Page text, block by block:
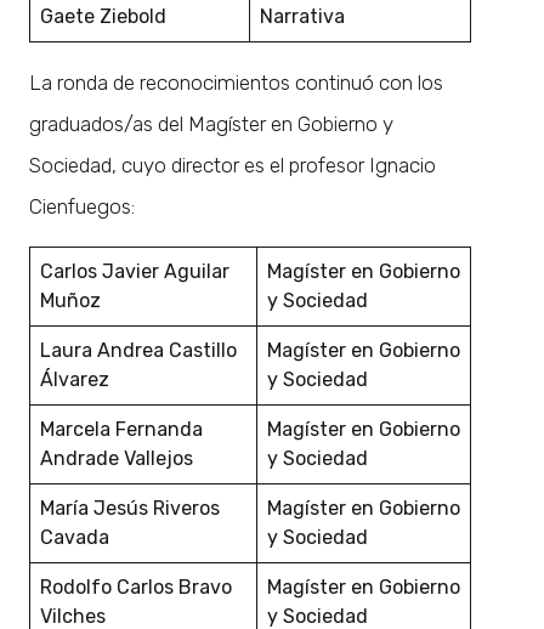
Gaete Ziebold
Narrativa
La ronda de reconocimientos continuó con los
graduados/as del Magíster en Gobierno y
Sociedad, cuyo director es el profesor Ignacio
Cienfuegos:
Carlos Javier Aguilar
Muñoz
Magíster en Gobierno
y Sociedad
Laura Andrea Castillo
Álvarez
Magíster en Gobierno
y Sociedad
Marcela Fernanda
Andrade Vallejos
Magíster en Gobierno
y Sociedad
María Jesús Riveros
Cavada
Magíster en Gobierno
y Sociedad
Rodolfo Carlos Bravo
Vilches
Magíster en Gobierno
y Sociedad